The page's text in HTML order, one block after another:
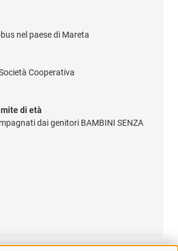
nel paese di Mareta
Cooperativa
di età
dai genitori BAMBINI SENZA